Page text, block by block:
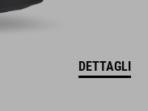
DETTAGLI